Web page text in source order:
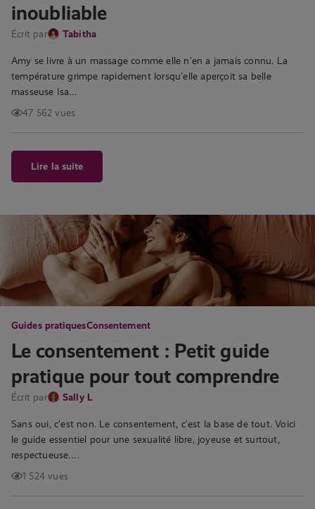
inoubliable
Écrit par Tabitha
Amy se livre à un massage comme elle n’en a jamais connu. La
température grimpe rapidement lorsqu’elle aperçoit sa belle
masseuse Isa…
47 562 vues
Lire la suite
Guides pratiquesConsentement
Le consentement : Petit guide
pratique pour tout comprendre
Écrit par Sally L
Sans oui, c’est non. Le consentement, c’est la base de tout. Voici
le guide essentiel pour une sexualité libre, joyeuse et surtout,
respectueuse….
1 524 vues